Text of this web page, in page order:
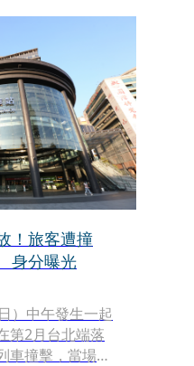
！旅客遭撞
身分曝光
）中午發生一起
第2月台北端落
車撞擊，當場身